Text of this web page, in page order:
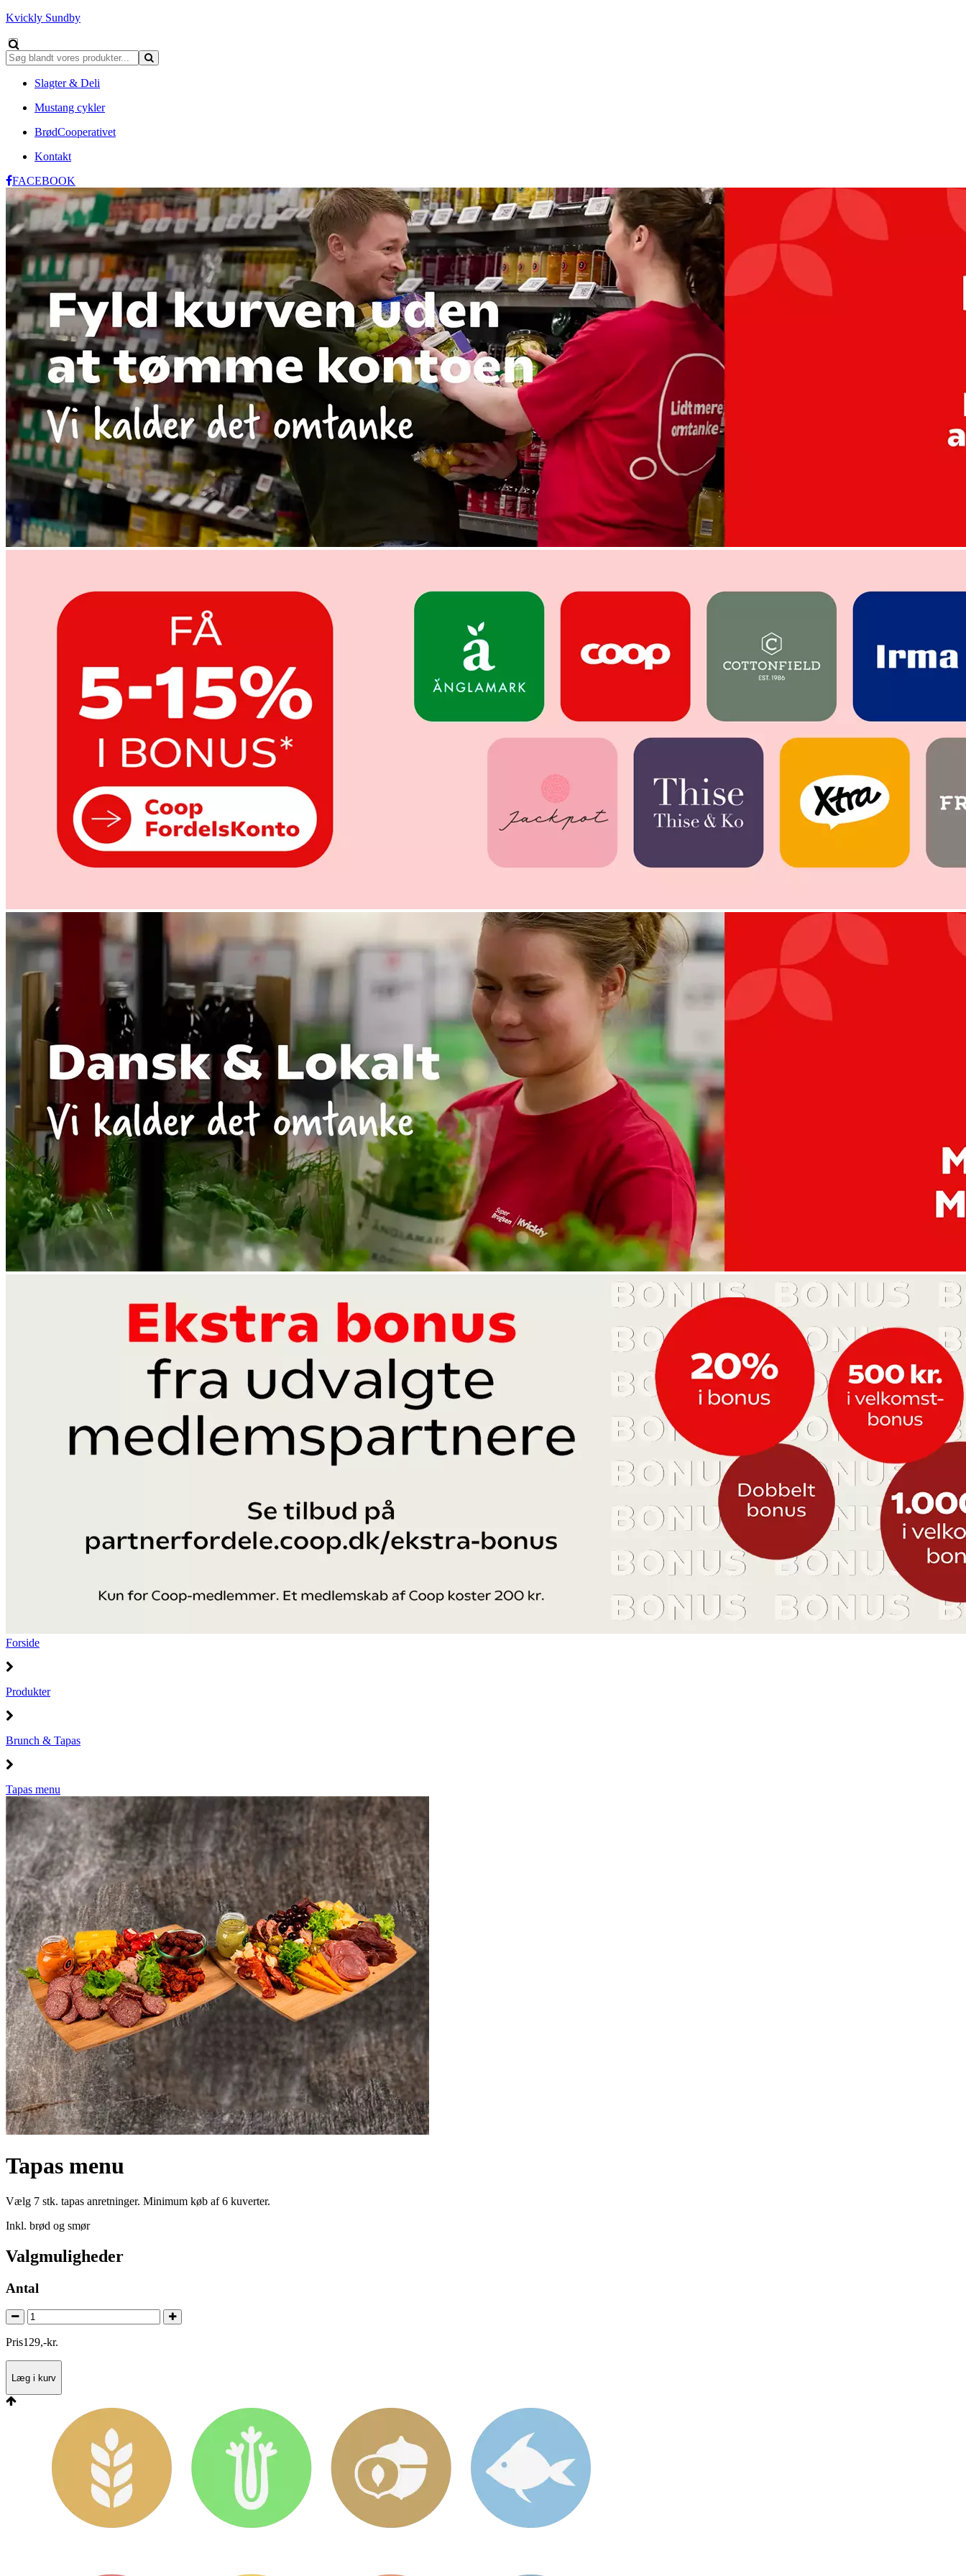
Kvickly Sundby
Slagter & Deli
Mustang cykler
BrødCooperativet
Kontakt
FACEBOOK
Forside
Produkter
Brunch & Tapas
Tapas menu
Tapas menu
Vælg 7 stk. tapas anretninger. Minimum køb af 6 kuverter.
Inkl. brød og smør
Valgmuligheder
Antal
Pris129,-kr.
Læg i kurv